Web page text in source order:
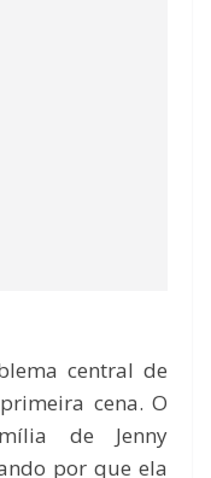
central de
cena. O
de Jenny
por que ela